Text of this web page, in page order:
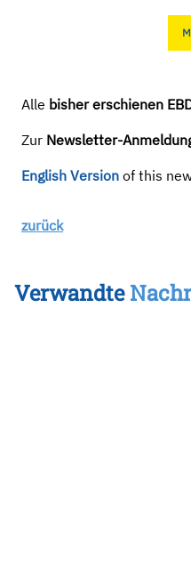
Alle bisher erschienen
Zur Newsletter-
English Version of this
zurück
Verwandte